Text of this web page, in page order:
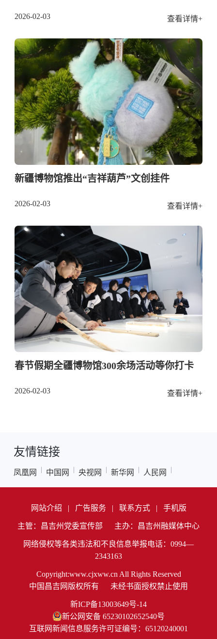
2026-02-03 查看详情+
新疆博物馆推出“吉祥葫芦”文创挂件
2026-02-03 查看详情+
春节假期全疆博物馆300余场活动等你打卡
2026-02-03 查看详情+
友情链接
凤凰网 | 中国网 | 央视网 | 新华网 | 人民网 |
网站介绍 | 广告服务 | 联系方式 | 手机版
主管：昌吉州党委宣传部 主办：昌吉州融媒体中心
网络侵权等各类违法和不良信息举报电话：0994—
2343163
Copyright:www.cjxww.cn All Rights Reserved
中国昌吉网版权所有
未经书面授权禁止使用
新ICP备13003649号-14
新公网安备 65230102652540号
互联网新闻信息服务许可证编号：65120240001